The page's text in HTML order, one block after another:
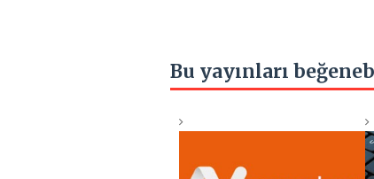
Bu yayınları